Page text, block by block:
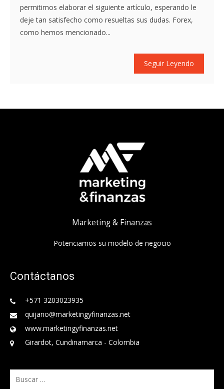
permitimos elaborar el siguiente artículo, esperando le
deje tan satisfecho como resueltas sus dudas. Forex,
como hemos mencionado...
Seguir Leyendo
Marketing & Finanzas
Potenciamos su modelo de negocio
Contáctanos
+571 3203023935
quijano@marketingyfinanzas.net
www.marketingyfinanzas.net
Girardot, Cundinamarca - Colombia
Buscar: